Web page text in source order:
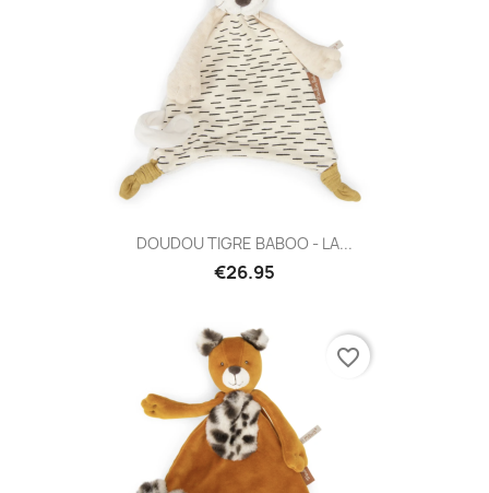
DOUDOU TIGRE BABOO - LA...
€26.95
favorite_border